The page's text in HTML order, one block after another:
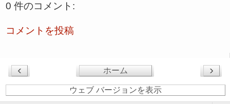
0 件のコメント:
コメントを投稿
‹ ›
ホーム
ウェブ バージョンを表示